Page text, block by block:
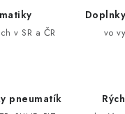
570/650/800/1000
GLADIATOR X8
v SR a ČR vo
pneumatík